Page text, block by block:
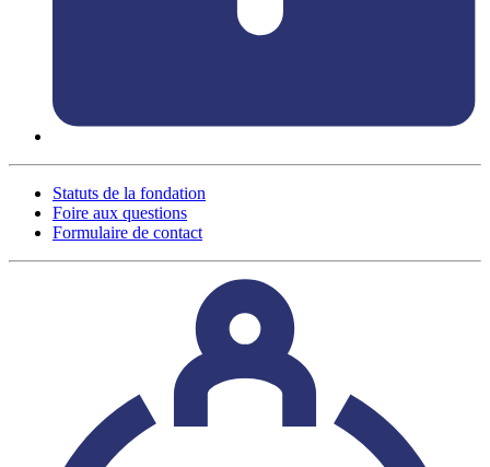
Statuts de la fondation
Foire aux questions
Formulaire de contact